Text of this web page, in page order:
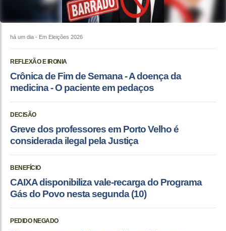
há um dia - Em Eleições 2026
REFLEXÃO E IRONIA
Crônica de Fim de Semana - A doença da
medicina - O paciente em pedaços
DECISÃO
Greve dos professores em Porto Velho é
considerada ilegal pela Justiça
BENEFÍCIO
CAIXA disponibiliza vale-recarga do Programa
Gás do Povo nesta segunda (10)
PEDIDO NEGADO